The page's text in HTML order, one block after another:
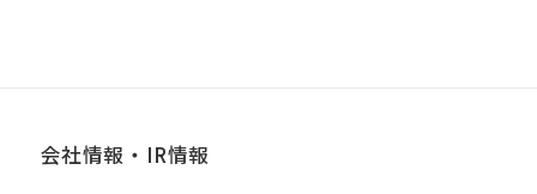
会社情報・IR情報